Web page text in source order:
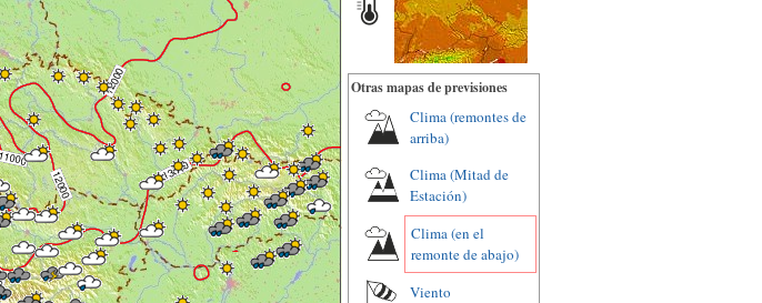
Otras mapas de previsiones
Clima (remontes de
arriba)
Clima (Mitad de
Estación)
Clima (en el
remonte de abajo)
Viento